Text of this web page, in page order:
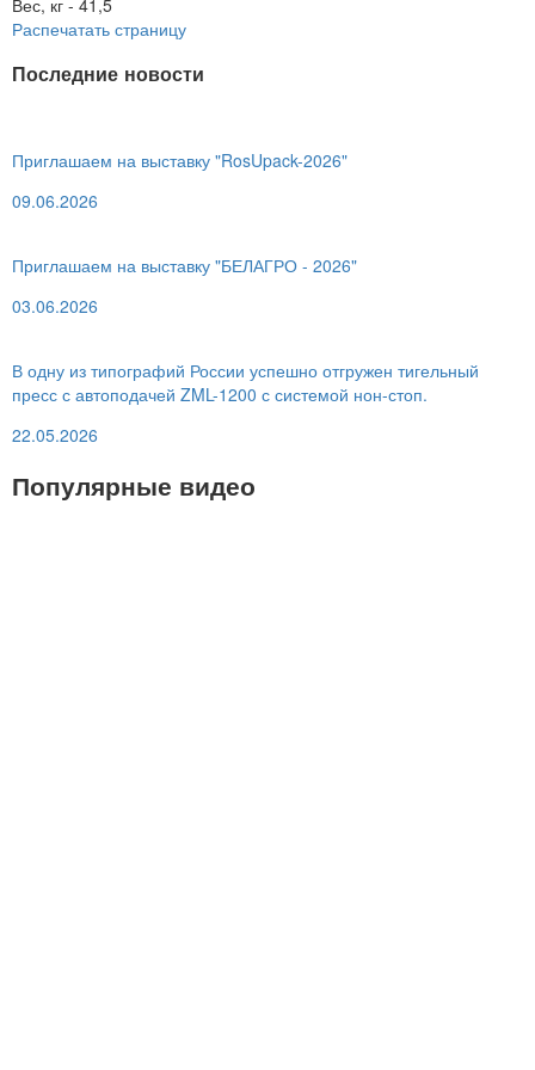
Распечатать страницу
Последние новости
Приглашаем на выставку "RosUpack-2026"
09.06.2026
Приглашаем на выставку "БЕЛАГРО - 2026"
03.06.2026
В одну из типографий России успешно отгружен тигельный
пресс с автоподачей ZML-1200 с системой нон-стоп.
22.05.2026
Популярные видео